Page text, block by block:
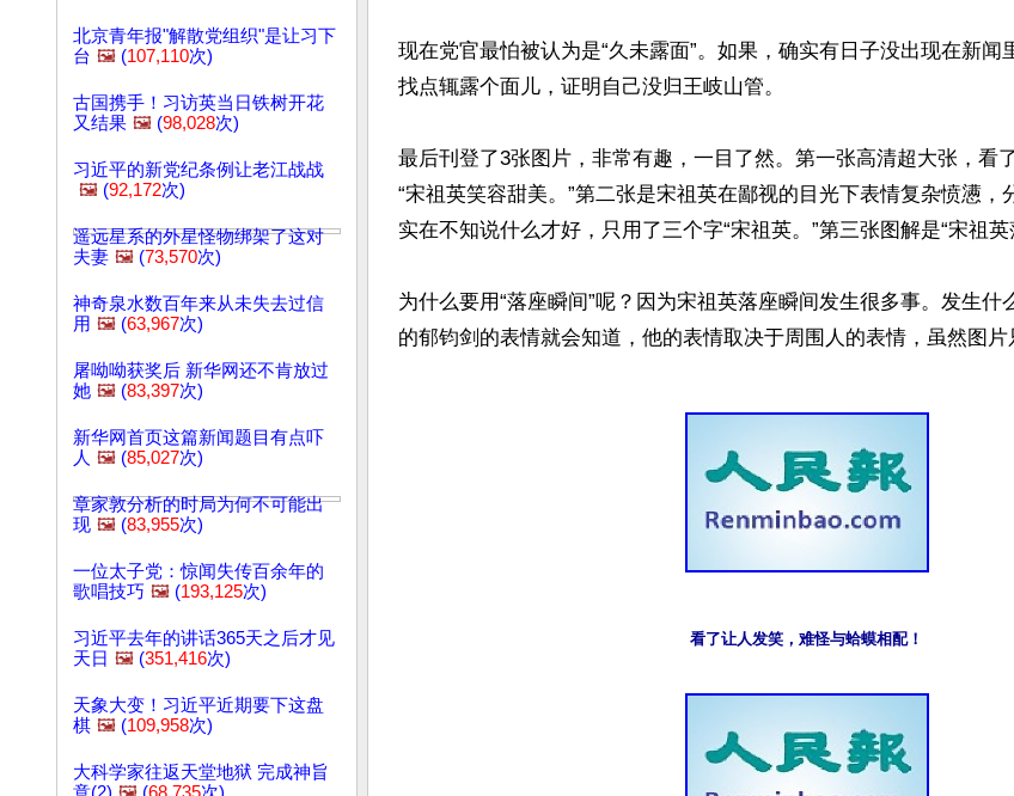
北京青年报"解散党组织"是让习下
台 🖼️ (107,110次)
古国携手！习访英当日铁树开花
又结果 🖼️ (98,028次)
习近平的新党纪条例让老江战战
🖼️ (92,172次)
遥远星系的外星怪物绑架了这对
夫妻 🖼️ (73,570次)
神奇泉水数百年来从未失去过信
用 🖼️ (63,967次)
屠呦呦获奖后 新华网还不肯放过
她 🖼️ (83,397次)
新华网首页这篇新闻题目有点吓
人 🖼️ (85,027次)
章家敦分析的时局为何不可能出
现 🖼️ (83,955次)
一位太子党：惊闻失传百余年的
歌唱技巧 🖼️ (193,125次)
习近平去年的讲话365天之后才见
天日 🖼️ (351,416次)
天象大变！习近平近期要下这盘
棋 🖼️ (109,958次)
大科学家往返天堂地狱 完成神旨
现在党官最怕被认为是“久未露面”。如果，确实有日子没出现在新闻
找点辄露个面儿，证明自己没归王岐山管。
最后刊登了3张图片，非常有趣，一目了然。第一张高清超大张，看
“宋祖英笑容甜美。”第二张是宋祖英在鄙视的目光下表情复杂愤懑，
实在不知说什么才好，只用了三个字“宋祖英。”第三张图解是“宋祖英
为什么要用“落座瞬间”呢？因为宋祖英落座瞬间发生很多事。发生什
看了让人发笑，难怪与蛤蟆相配！